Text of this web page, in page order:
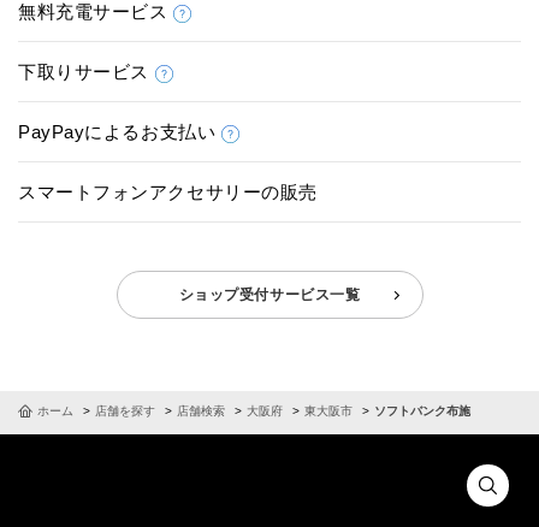
無料充電サービス
下取りサービス
PayPayによるお支払い
スマートフォンアクセサリーの販売
ショップ受付サービス一覧
ホーム 店舗を探す 店舗検索 大阪府 東大阪市 ソフトバンク布施